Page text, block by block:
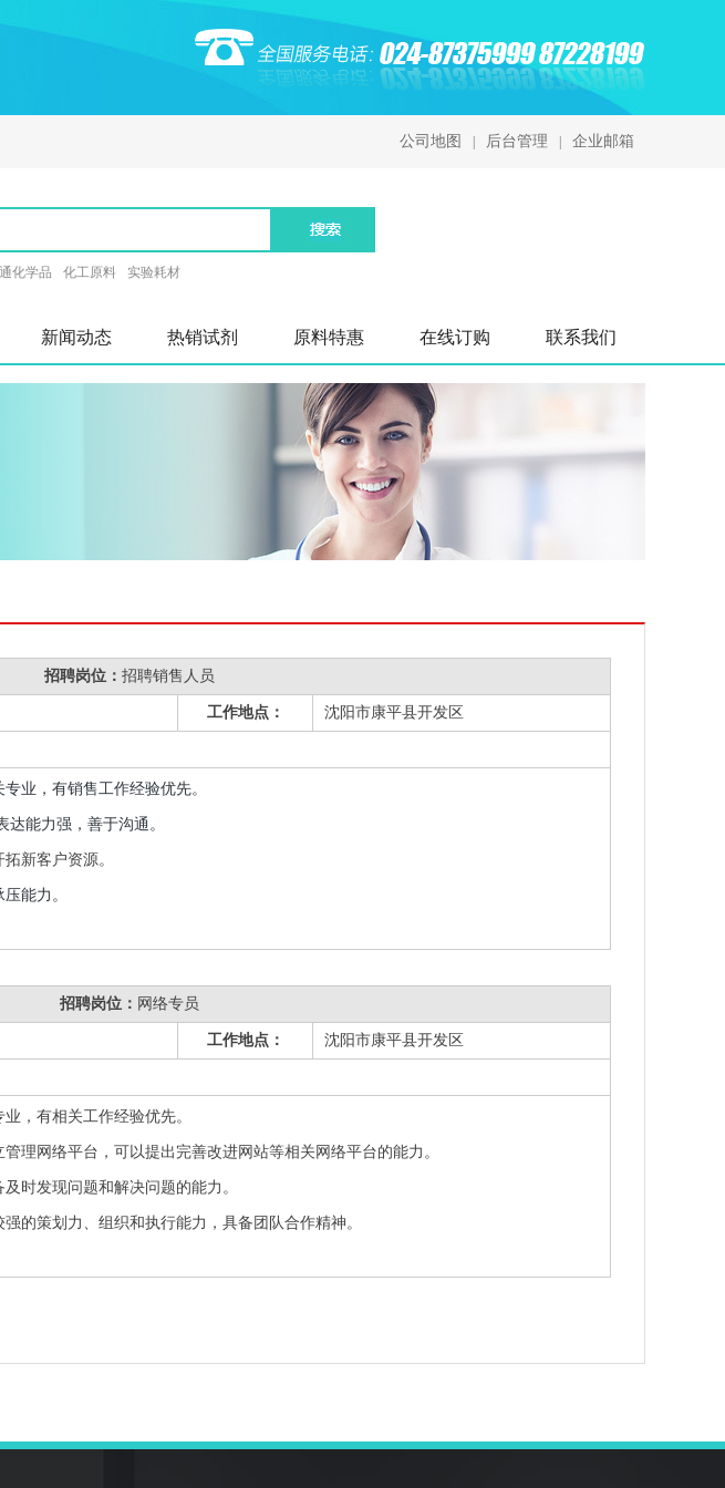
公司地图 后台管理 企业邮箱
化学品 化工原料 实验耗材
新闻动态 热销试剂 原料特惠 在线订购 联系我们
招聘岗位： 招聘销售人员
工作地点： 沈阳市康平县开发区
业，有销售工作经验优先。
能力强，善于沟通。
新客户资源。
能力。
招聘岗位： 网络专员
工作地点： 沈阳市康平县开发区
，有相关工作经验优先。
理网络平台，可以提出完善改进网站等相关网络平台的能力。
时发现问题和解决问题的能力。
的策划力、组织和执行能力，具备团队合作精神。